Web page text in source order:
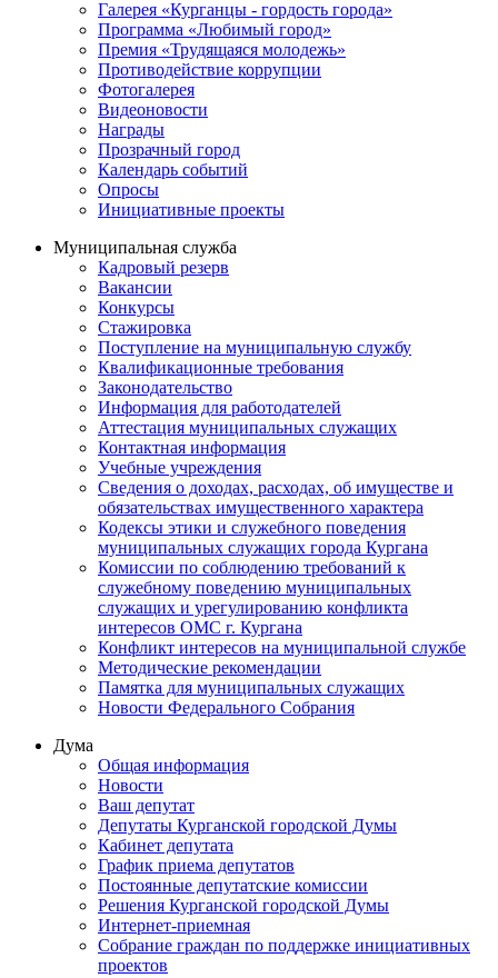
Галерея «Курганцы - гордость города»
Программа «Любимый город»
Премия «Трудящаяся молодежь»
Противодействие коррупции
Фотогалерея
Видеоновости
Награды
Прозрачный город
Календарь событий
Опросы
Инициативные проекты
Муниципальная служба
Кадровый резерв
Вакансии
Конкурсы
Стажировка
Поступление на муниципальную службу
Квалификационные требования
Законодательство
Информация для работодателей
Аттестация муниципальных служащих
Контактная информация
Учебные учреждения
Сведения о доходах, расходах, об имуществе и
обязательствах имущественного характера
Кодексы этики и служебного поведения
муниципальных служащих города Кургана
Комиссии по соблюдению требований к
служебному поведению муниципальных
служащих и урегулированию конфликта
интересов ОМС г. Кургана
Конфликт интересов на муниципальной службе
Методические рекомендации
Памятка для муниципальных служащих
Новости Федерального Cобрания
Дума
Общая информация
Новости
Ваш депутат
Депутаты Курганской городской Думы
Кабинет депутата
График приема депутатов
Постоянные депутатские комиссии
Решения Курганской городской Думы
Интернет-приемная
Собрание граждан по поддержке инициативных
проектов